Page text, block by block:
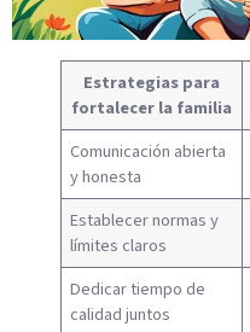
Estrategias para
fortalecer la familia
Comunicación abierta
y honesta
Establecer normas y
límites claros
Dedicar tiempo de
calidad juntos